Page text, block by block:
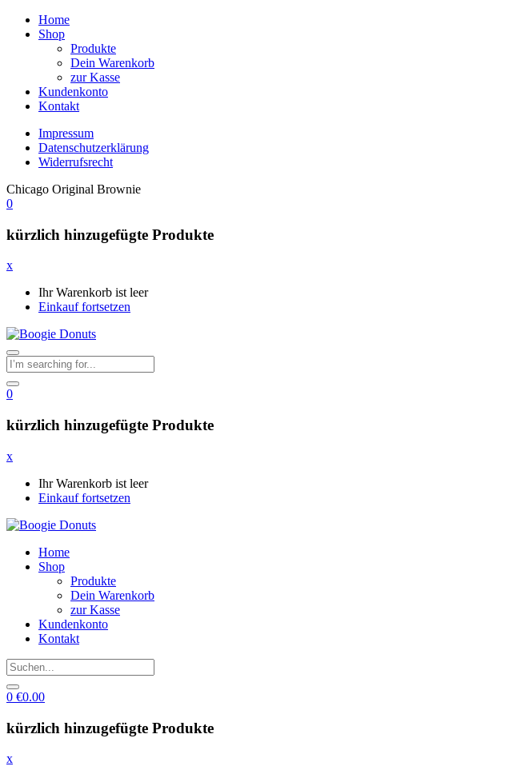
Home
Shop
Produkte
Dein Warenkorb
zur Kasse
Kundenkonto
Kontakt
Impressum
Datenschutzerklärung
Widerrufsrecht
Chicago Original Brownie
0
kürzlich hinzugefügte Produkte
x
Ihr Warenkorb ist leer
Einkauf fortsetzen
0
kürzlich hinzugefügte Produkte
x
Ihr Warenkorb ist leer
Einkauf fortsetzen
Home
Shop
Produkte
Dein Warenkorb
zur Kasse
Kundenkonto
Kontakt
0 €0.00
kürzlich hinzugefügte Produkte
x